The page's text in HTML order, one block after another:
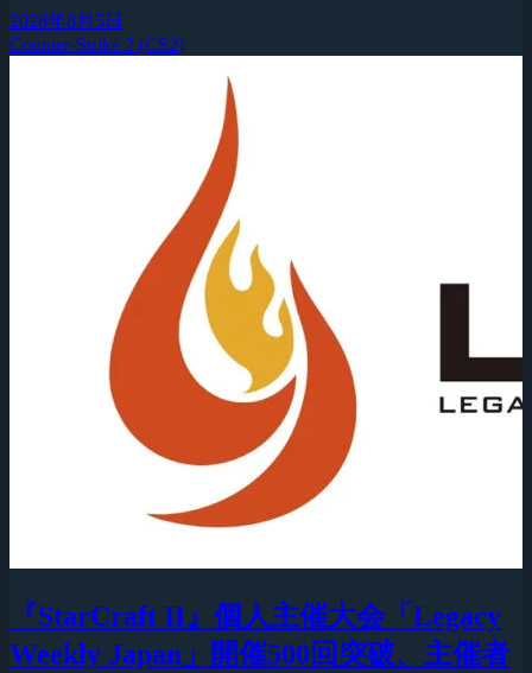
2026年8月5日
Counter-Strike 2 (CS2)
『StarCraft II』個人主催大会「Legacy
Weekly Japan」開催500回突破、主催者